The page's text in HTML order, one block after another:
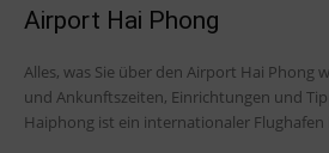
Airport Hai Phong
Alles, was Sie über den Airport Hai Phong
und Ankunftszeiten, Einrichtungen und Tipps Der
Haiphong ist ein internationaler Flughafen